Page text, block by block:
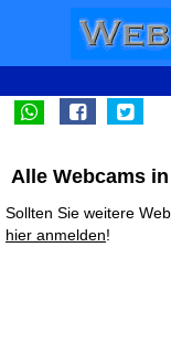
Alle Webcams
Sollten Sie weitere
hier anmelden!